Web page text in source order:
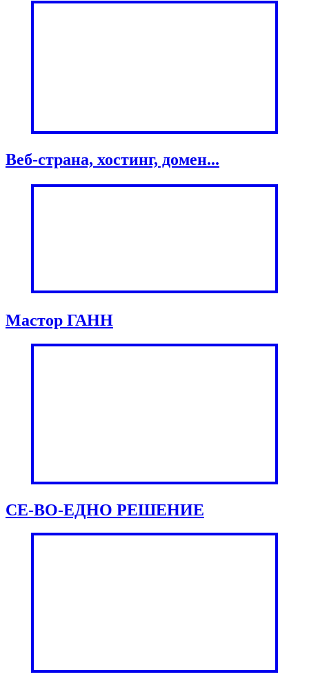
Веб-страна, хостинг, домен...
Мастор ГАНН
СЕ-ВО-ЕДНО РЕШЕНИЕ